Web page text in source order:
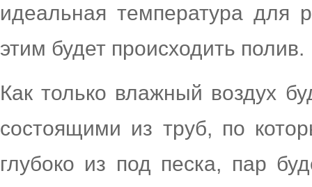
идеальная температура для
этим будет происходить полив.
Как только влажный воздух
состоящими из труб, по
глубоко из под песка, пар